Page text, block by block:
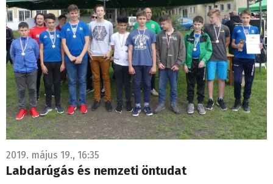
2019. május 19., 16:35
Labdarúgás és nemzeti öntudat